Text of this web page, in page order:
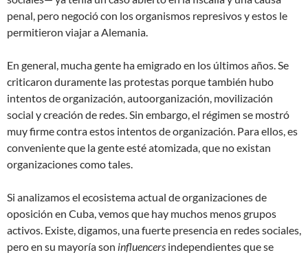
penal, pero negoció con los organismos represivos y estos le
permitieron viajar a Alemania.
En general, mucha gente ha emigrado en los últimos años. Se
criticaron duramente las protestas porque también hubo
intentos de organización, autoorganización, movilización
social y creación de redes. Sin embargo, el régimen se mostró
muy firme contra estos intentos de organización. Para ellos, es
conveniente que la gente esté atomizada, que no existan
organizaciones como tales.
Si analizamos el ecosistema actual de organizaciones de
oposición en Cuba, vemos que hay muchos menos grupos
activos. Existe, digamos, una fuerte presencia en redes sociales,
pero en su mayoría son influencers independientes que se